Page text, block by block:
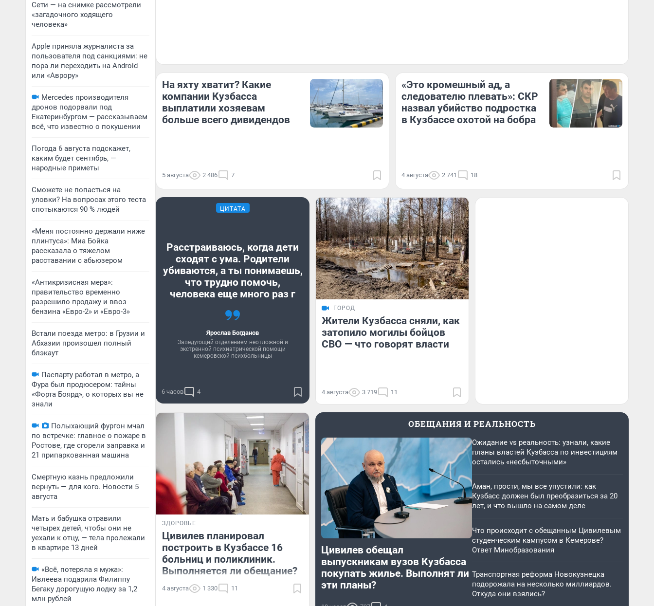
Сети — на снимке рассмотрели
«загадочного ходящего
человека»
Apple приняла журналиста за
пользователя под санкциями: не
пора ли переходить на Android
или «Аврору»
Mercedes производителя
дронов подорвали под
Екатеринбургом — рассказываем
всё, что известно о покушении
Погода 6 августа подскажет,
каким будет сентябрь, —
народные приметы
Сможете не попасться на
уловки? На вопросах этого теста
спотыкаются 90 % людей
«Меня постоянно держали ниже
плинтуса»: Миа Бойка
рассказала о тяжелом
расставании с абьюзером
«Антикризисная мера»:
правительство временно
разрешило продажу и ввоз
бензина «Евро-2» и «Евро-3»
Встали поезда метро: в Грузии и
Абхазии произошел полный
блэкаут
Паспарту работал в метро, а
Фура был продюсером: тайны
«Форта Боярд», о которых вы не
знали
Полыхающий фургон мчал
по встречке: главное о пожаре в
Ростове, где сгорели заправка и
21 припаркованная машина
Смертную казнь предложили
вернуть — для кого. Новости 5
августа
Мать и бабушка отравили
четырех детей, чтобы они не
уехали к отцу, — тела пролежали
в квартире 13 дней
«Всё, потеряла я мужа»:
Ивлеева подарила Филиппу
Бегаку дорогущую лодку за 1,2
млн рублей
На яхту хватит? Какие
компании Кузбасса
выплатили хозяевам
больше всего дивидендов
5 августа 2 486 7
«Это кромешный ад, а
следователю плевать»: СКР
назвал убийство подростка
в Кузбассе охотой на бобра
4 августа 2 741 18
ЦИТАТА
Расстраиваюсь, когда дети
сходят с ума. Родители
убиваются, а ты понимаешь,
что трудно помочь,
человека еще много раз г
Ярослав Богданов
Заведующий отделением неотложной и
экстренной психиатрической помощи
кемеровской психбольницы
6 часов 4
ГОРОД
Жители Кузбасса сняли, как
затопило могилы бойцов
СВО — что говорят власти
4 августа 3 719 11
ЗДОРОВЬЕ
Цивилев планировал
построить в Кузбассе 16
больниц и поликлиник.
Выполняется ли обещание?
4 августа 1 330 11
ОБЕЩАНИЯ И РЕАЛЬНОСТЬ
Цивилев обещал
выпускникам вузов Кузбасса
покупать жилье. Выполнят ли
эти планы?
Ожидание vs реальность: узнали, какие
планы властей Кузбасса по инвестициям
остались «несбыточными»
Аман, прости, мы все упустили: как
Кузбасс должен был преобразиться за 20
лет, и что вышло на самом деле
Что происходит с обещанным Цивилевым
студенческим кампусом в Кемерове?
Ответ Минобразования
Транспортная реформа Новокузнецка
подорожала на несколько миллиардов.
Откуда они взялись?